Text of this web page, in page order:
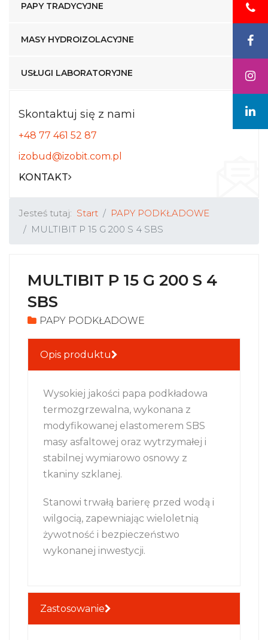
PAPY TRADYCYJNE
MASY HYDROIZOLACYJNE
USŁUGI LABORATORYJNE
Skontaktuj się z nami
+48 77 461 52 87
izobud@izobit.com.pl
KONTAKT
Jesteś tutaj: Start
PAPY PODKŁADOWE
MULTIBIT P 15 G 200 S 4 SBS
MULTIBIT P 15 G 200 S 4
SBS
PAPY PODKŁADOWE
Opis produktu
Wysokiej jakości papa podkładowa
termozgrzewalna, wykonana z
modyfikowanej elastomerem SBS
masy asfaltowej oraz wytrzymałej i
stabilnej wymiarowo osnowy z
tkaniny szklanej.
Stanowi trwałą barierę przed wodą i
wilgocią, zapewniając wieloletnią
żywotność i bezpieczeństwo
wykonanej inwestycji.
Zastosowanie